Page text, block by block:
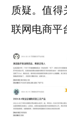
质疑。值
联网电商平